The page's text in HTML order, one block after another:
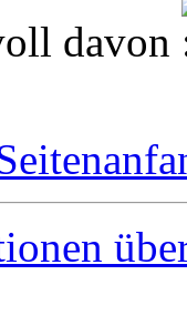
davon